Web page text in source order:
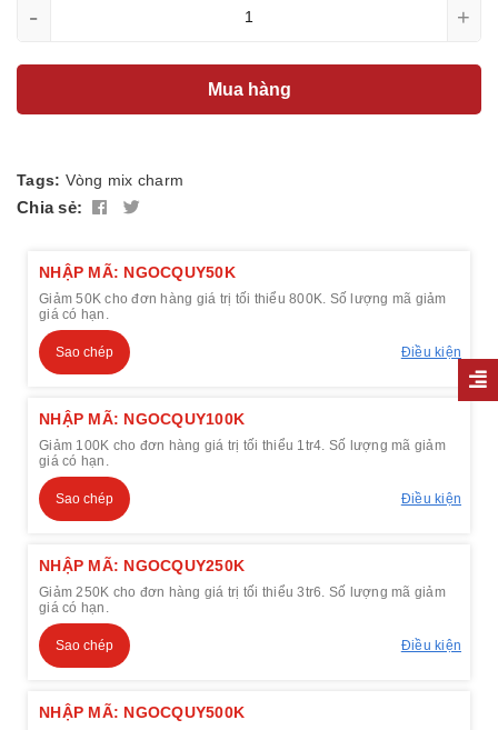
- +
Mua hàng
Tags: Vòng mix charm
Chia sẻ:
NHẬP MÃ: NGOCQUY50K
Giảm 50K cho đơn hàng giá trị tối thiểu 800K. Số lượng mã giảm
giá có hạn.
Sao chép Điều kiện
NHẬP MÃ: NGOCQUY100K
Giảm 100K cho đơn hàng giá trị tối thiểu 1tr4. Số lượng mã giảm
giá có hạn.
Sao chép Điều kiện
NHẬP MÃ: NGOCQUY250K
Giảm 250K cho đơn hàng giá trị tối thiểu 3tr6. Số lượng mã giảm
giá có hạn.
Sao chép Điều kiện
NHẬP MÃ: NGOCQUY500K